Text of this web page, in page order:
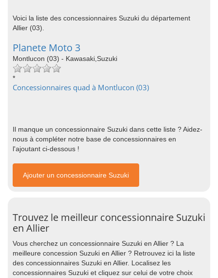
Voici la liste des concessionnaires Suzuki du département
Allier (03).
Planete Moto 3
Montlucon (03) - Kawasaki,Suzuki
*
Concessionnaires quad à Montlucon (03)
Il manque un concessionnaire Suzuki dans cette liste ? Aidez-
nous à compléter notre base de concessionnaires en
l'ajoutant ci-dessous !
Ajouter un concessionnaire Suzuki
Trouvez le meilleur concessionnaire Suzuki
en Allier
Vous cherchez un concessionnaire Suzuki en Allier ? La
meilleure concession Suzuki en Allier ? Retrouvez ici la liste
des concessionnaires Suzuki en Allier. Localisez les
concessionnaires Suzuki et cliquez sur celui de votre choix